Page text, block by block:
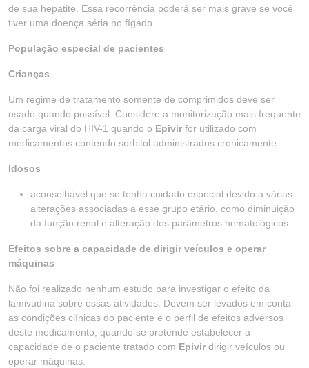
de sua hepatite. Essa recorrência poderá ser mais grave se você
tiver uma doença séria no fígado.
População especial de pacientes
Crianças
Um regime de tratamento somente de comprimidos deve ser
usado quando possível. Considere a monitorização mais frequente
da carga viral do HIV-1 quando o Epivir for utilizado com
medicamentos contendo sorbitol administrados cronicamente.
Idosos
aconselhável que se tenha cuidado especial devido a várias
alterações associadas a esse grupo etário, como diminuição
da função renal e alteração dos parâmetros hematológicos.
Efeitos sobre a capacidade de dirigir veículos e operar
máquinas
Não foi realizado nenhum estudo para investigar o efeito da
lamivudina sobre essas atividades. Devem ser levados em conta
as condições clínicas do paciente e o perfil de efeitos adversos
deste medicamento, quando se pretende estabelecer a
capacidade de o paciente tratado com Epivir dirigir veículos ou
operar máquinas.